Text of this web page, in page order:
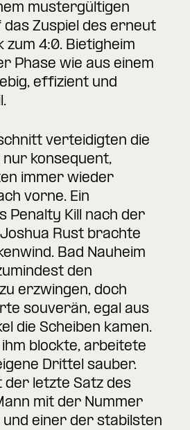
mustergültigen
Zuspiel des erneut
zum 4:0. Bietigheim
Phase wie aus einem
effizient und
verteidigten die
konsequent,
immer wieder
vorne. Ein
Penalty Kill nach der
Rust brachte
Bad Nauheim
den
erzwingen, doch
souverän, egal aus
die Scheiben kamen.
ihm blockte, arbeitete
Drittel sauber.
der letzte Satz des
mit der Nummer
einer der stabilsten